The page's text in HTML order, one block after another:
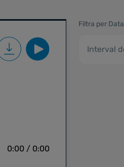
0:00 / 0:00
Filtra per Data